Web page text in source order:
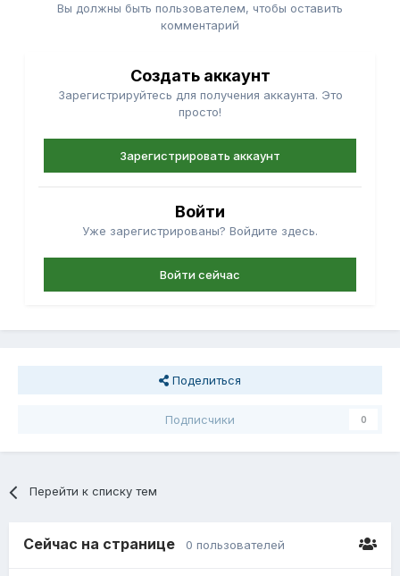
Вы должны быть пользователем, чтобы оставить
комментарий
Создать аккаунт
Зарегистрируйтесь для получения аккаунта. Это
просто!
Зарегистрировать аккаунт
Войти
Уже зарегистрированы? Войдите здесь.
Войти сейчас
Поделиться
Подписчики 0
Перейти к списку тем
Сейчас на странице 0 пользователей